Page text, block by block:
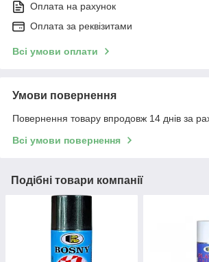
Оплата на рахунок
Оплата за реквізитами
Всі умови оплати
Умови повернення
Повернення товару впродовж 14 днів за
Всі умови повернення
Подібні товари компанії